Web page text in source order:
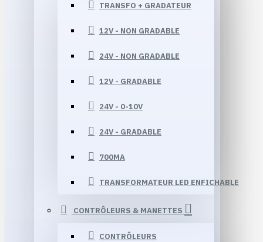
TRANSFO + GRADATEUR
12V - NON GRADABLE
24V - NON GRADABLE
12V - GRADABLE
24V - 0-10V
24V - GRADABLE
700MA
TRANSFORMATEUR LED ENFICHABLE
CONTRÔLEURS & MANETTES
CONTRÔLEURS